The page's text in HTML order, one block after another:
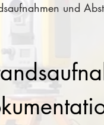
und